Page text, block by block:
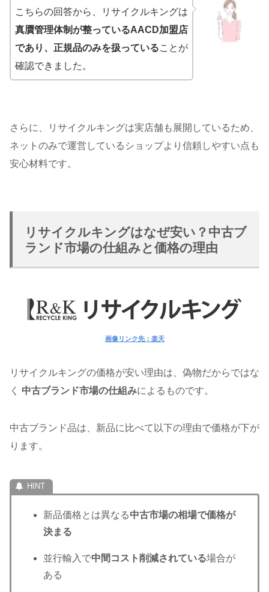
こちらの回答から、リサイクルキングは
真贋管理体制が整っているAACD加盟店
であり、正規品のみを扱っていることが
確認できました。
さらに、リサイクルキングは実店舗も展開しているため、
ネットのみで運営しているショップより信頼しやすい点も
安心材料です。
リサイクルキングはなぜ安い？中古ブ
ランド市場の仕組みと価格の理由
画像リンク先：楽天
リサイクルキングの価格が安い理由は、偽物だからではな
く 中古ブランド市場の仕組みによるものです。
中古ブランド品は、新品に比べて以下の理由で価格が下が
ります。
新品価格とは異なる中古市場の相場で価格が
決まる
並行輸入で中間コスト削減されている場合が
ある